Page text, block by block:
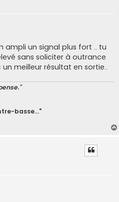
ampli un signal plus fort .. tu
sans soliciter à outrance
meilleur résultat en sortie..
basse..."